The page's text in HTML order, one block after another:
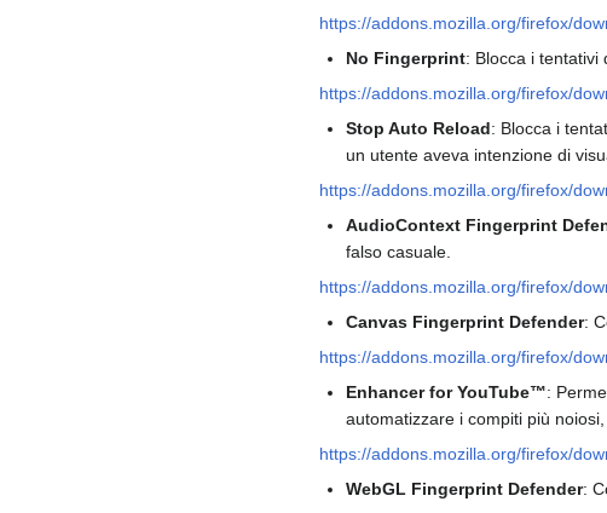
https://addons.mozilla.org/firefox/
No Fingerprint: Blocca i tentativi
https://addons.mozilla.org/firefox/
Stop Auto Reload: Blocca i
un utente aveva intenzione di
https://addons.mozilla.org/firefox/
AudioContext Fingerprint
falso casuale.
https://addons.mozilla.org/firefox/
Canvas Fingerprint Defender:
https://addons.mozilla.org/firefox/
Enhancer for YouTube™:
automatizzare i compiti più
https://addons.mozilla.org/firefox/
WebGL Fingerprint Defender: